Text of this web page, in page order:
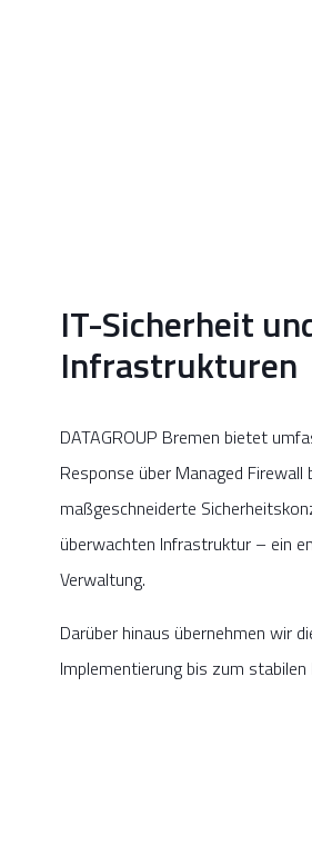
IT-Sicherheit
Infrastrukturen
DATAGROUP Bremen bietet
Response über Managed
maßgeschneiderte
überwachten Infrastruktur – ein
Verwaltung.
Darüber hinaus übernehmen wir
Implementierung bis zum